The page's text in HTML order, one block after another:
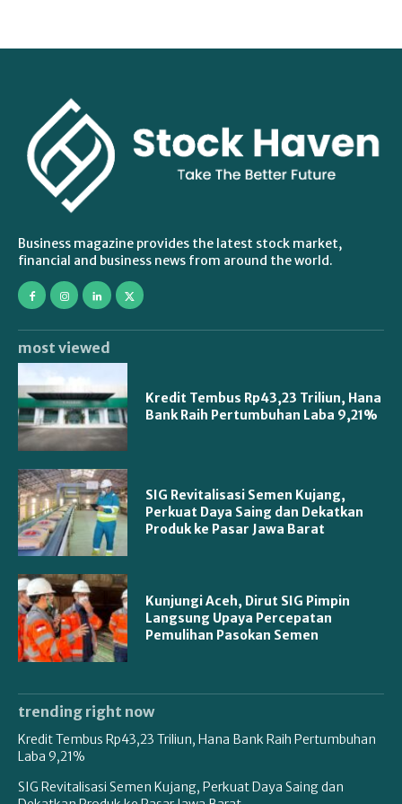
Business magazine provides the latest stock market,
financial and business news from around the world.
most viewed
Kredit Tembus Rp43,23 Triliun, Hana
Bank Raih Pertumbuhan Laba 9,21%
SIG Revitalisasi Semen Kujang,
Perkuat Daya Saing dan Dekatkan
Produk ke Pasar Jawa Barat
Kunjungi Aceh, Dirut SIG Pimpin
Langsung Upaya Percepatan
Pemulihan Pasokan Semen
trending right now
Kredit Tembus Rp43,23 Triliun, Hana Bank Raih Pertumbuhan
Laba 9,21%
SIG Revitalisasi Semen Kujang, Perkuat Daya Saing dan